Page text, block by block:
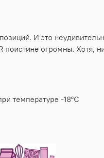
И это
поистине огромны. Хотя,
температуре -18°C